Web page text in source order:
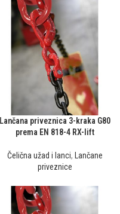
Lančana priveznica 3-kraka G80
prema EN 818-4 RX-lift
Čelična užad i lanci,
Lančane
priveznice